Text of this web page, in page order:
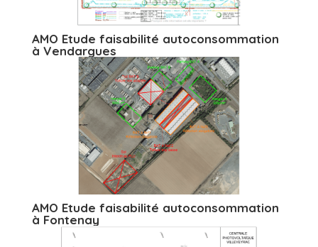
AMO Etude faisabilité autoconsommation
à Vendargues
AMO Etude faisabilité autoconsommation
à Fontenay